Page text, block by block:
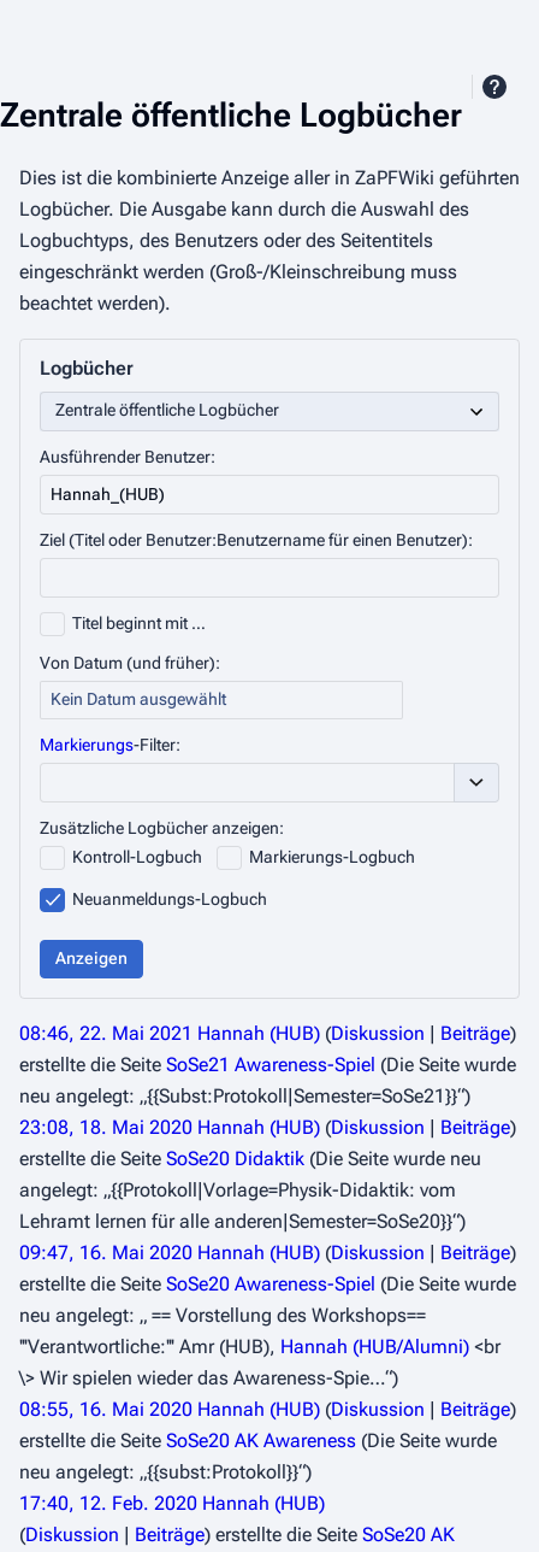
Zentrale öffentliche Logbücher
Dies ist die kombinierte Anzeige aller in ZaPFWiki geführten
Logbücher. Die Ausgabe kann durch die Auswahl des
Logbuchtyps, des Benutzers oder des Seitentitels
eingeschränkt werden (Groß-/Kleinschreibung muss
beachtet werden).
Logbücher
Ausführender Benutzer:
Ziel (Titel oder Benutzer:Benutzername für einen Benutzer):
Titel beginnt mit …
Von Datum (und früher):
Kein Datum ausgewählt
Markierungs-Filter:
Zusätzliche Logbücher anzeigen:
Kontroll-Logbuch
Markierungs-Logbuch
Neuanmeldungs-Logbuch
Anzeigen
08:46, 22. Mai 2021 Hannah (HUB) Diskussion
Beiträge
erstellte die Seite SoSe21 Awareness-Spiel (Die Seite wurde
neu angelegt: „{{Subst:Protokoll|Semester=SoSe21}}“)
23:08, 18. Mai 2020 Hannah (HUB) Diskussion
Beiträge
erstellte die Seite SoSe20 Didaktik (Die Seite wurde neu
angelegt: „{{Protokoll|Vorlage=Physik-Didaktik: vom
Lehramt lernen für alle anderen|Semester=SoSe20}}“)
09:47, 16. Mai 2020 Hannah (HUB) Diskussion
Beiträge
erstellte die Seite SoSe20 Awareness-Spiel (Die Seite wurde
neu angelegt: „ == Vorstellung des Workshops==
'''Verantwortliche:''' Amr (HUB), Hannah (HUB/Alumni) <br
\> Wir spielen wieder das Awareness-Spie…“)
08:55, 16. Mai 2020 Hannah (HUB) Diskussion
Beiträge
erstellte die Seite SoSe20 AK Awareness (Die Seite wurde
neu angelegt: „{{subst:Protokoll}}“)
17:40, 12. Feb. 2020 Hannah (HUB)
Diskussion
Beiträge erstellte die Seite SoSe20 AK